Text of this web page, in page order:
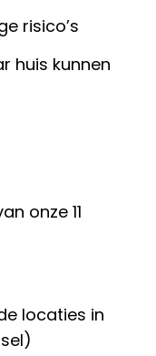
risico’s
huis kunnen
onze 11
locaties in